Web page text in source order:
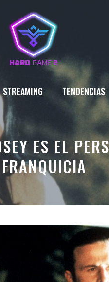
STREAMING TENDENCIAS
ES EL